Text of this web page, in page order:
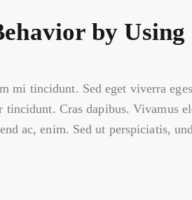
by Using
mi tincidunt. Sed eget viverra
Cras dapibus. Vivamus
ac, enim. Sed ut perspiciatis,